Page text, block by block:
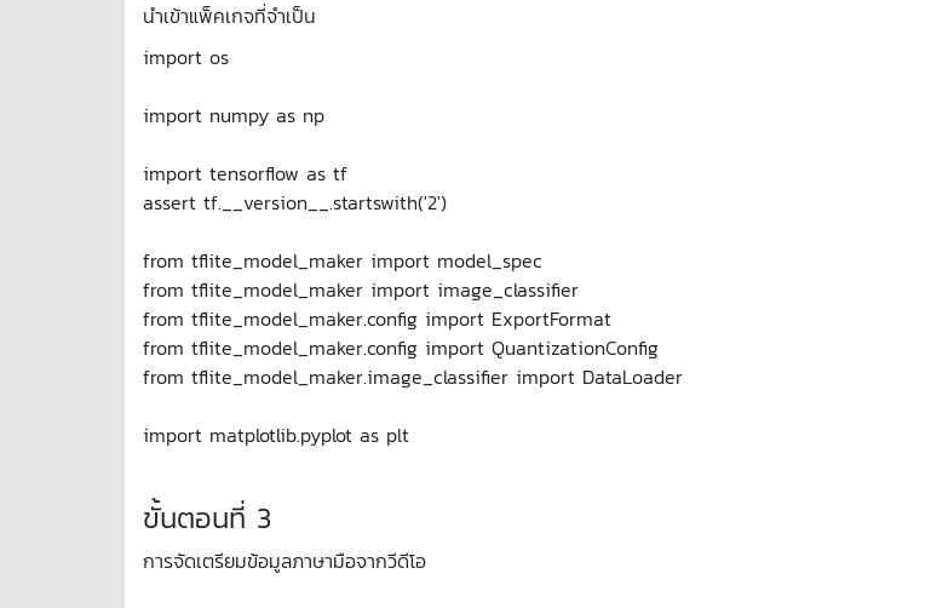
นำเข้าแพ็คเกจที่จำเป็น
import os
import numpy as np
import tensorflow as tf
assert tf.__version__.startswith('2')
from tflite_model_maker import model_spec
from tflite_model_maker import image_classifier
from tflite_model_maker.config import ExportFormat
from tflite_model_maker.config import QuantizationConfig
from tflite_model_maker.image_classifier import DataLoader
import matplotlib.pyplot as plt
ขั้นตอนที่ 3
การจัดเตรียมข้อมูลภาษามือจากวีดีโอ